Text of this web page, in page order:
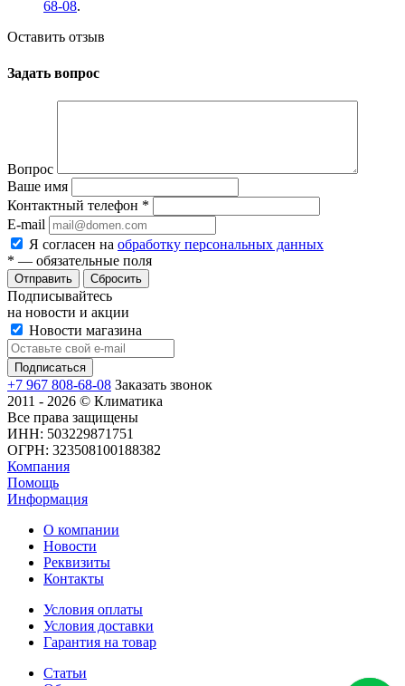
68-08.
Оставить отзыв
Задать вопрос
Вопрос
Ваше имя
Контактный телефон *
E-mail
Я согласен на обработку персональных данных
* — обязательные поля
Сбросить
Подписывайтесь
на новости и акции
Новости магазина
+7 967 808-68-08 Заказать звонок
2011 - 2026 © Климатика
Все права защищены
ИНН: 503229871751
ОГРН: 323508100188382
Компания
Помощь
Информация
О компании
Новости
Реквизиты
Контакты
Условия оплаты
Условия доставки
Гарантия на товар
Статьи